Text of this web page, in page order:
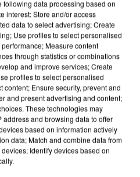
following data processing based on
interest: Store and/or access
data to select advertising; Create
Use profiles to select personalised
Measure content
through statistics or combinations
and improve services; Create
profiles to select personalised
content; Ensure security, prevent and
and present advertising and content;
These technologies may
and browsing data to offer
based on information actively
data; Match and combine data from
Identify devices based on